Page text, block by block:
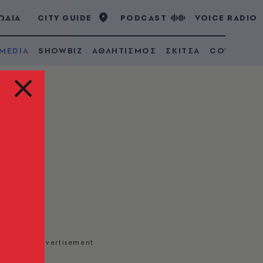
CITY GUIDE PODCAST VOICE RADIO
SHOWBIZ ΑΘΛΗΤΙΣΜΟΣ ΣΚΙΤΣΑ COVID 19